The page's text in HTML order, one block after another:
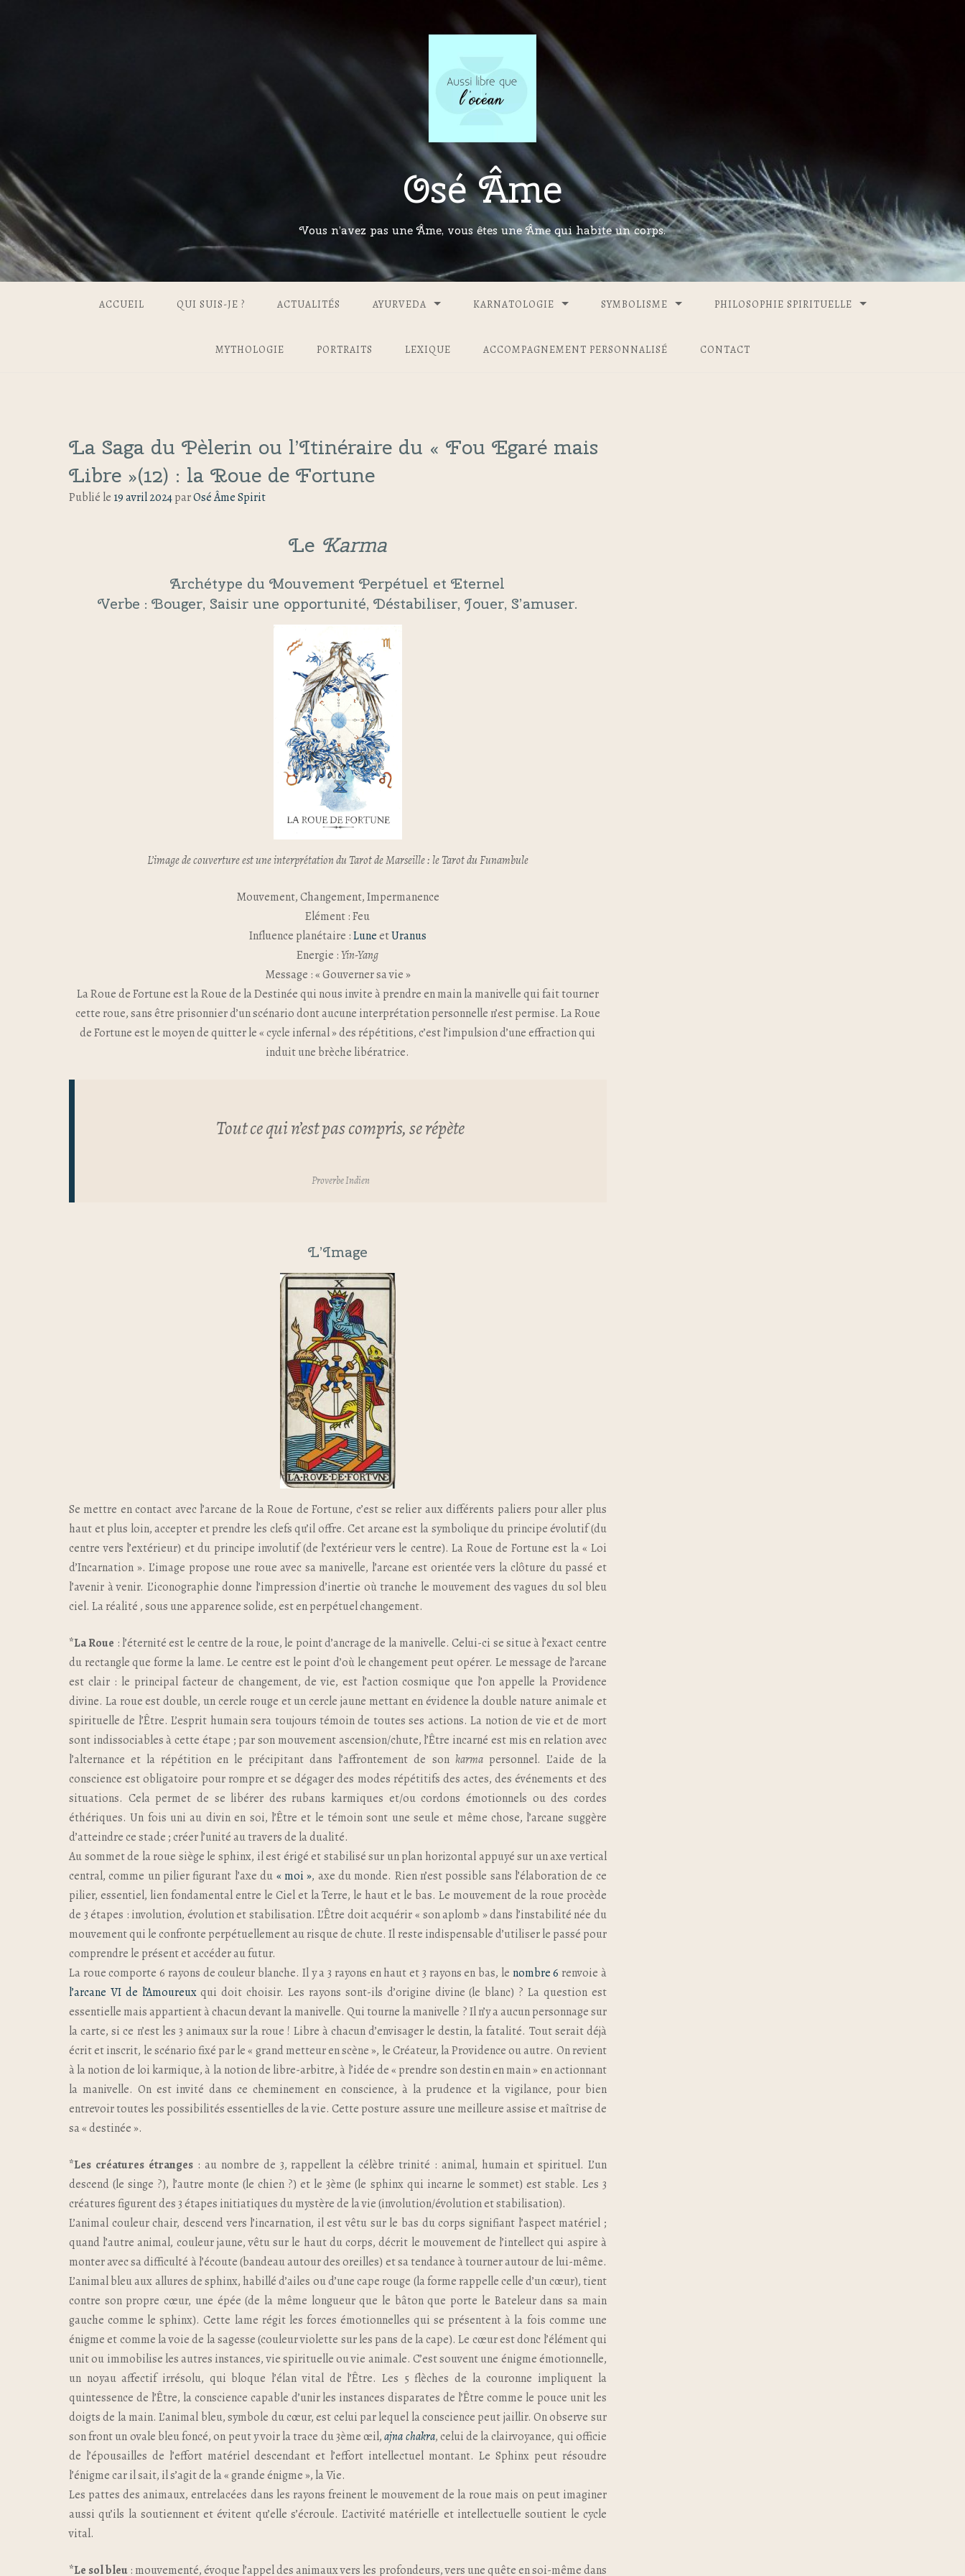
Osé Âme
Vous n’avez pas une Âme, vous êtes une Âme qui habite un corps.
ACCUEIL QUI SUIS-JE ? ACTUALITÉS AYURVEDA KARNATOLOGIE SYMBOLISME PHILOSOPHIE SPIRITUELLE
MYTHOLOGIE PORTRAITS LEXIQUE ACCOMPAGNEMENT PERSONNALISÉ CONTACT
La Saga du Pèlerin ou l’Itinéraire du « Fou Egaré mais
Libre »(12) : la Roue de Fortune
Publié le 19 avril 2024parOsé Âme Spirit
Le Karma
Archétype du Mouvement Perpétuel et Eternel
Verbe : Bouger, Saisir une opportunité, Déstabiliser, Jouer, S’amuser.
L’image de couverture est une interprétation du Tarot de Marseille : le Tarot du Funambule
Mouvement, Changement, Impermanence
Elément : Feu
Influence planétaire :LuneetUranus
Energie :Yin-Yang
Message : « Gouverner sa vie »
La Roue de Fortune est la Roue de la Destinée qui nous invite à prendre en main la manivelle qui fait tourner
cette roue, sans être prisonnier d’un scénario dont aucune interprétation personnelle n’est permise. La Roue
de Fortune est le moyen de quitter le « cycle infernal » des répétitions, c’est l’impulsion d’une effraction qui
induit une brèche libératrice.
Tout ce qui n’est pas compris, se répète
Proverbe Indien
L’Image
Se mettre en contact avec l’arcane de la Roue de Fortune, c’est se relier aux différents paliers pour aller plus
haut et plus loin, accepter et prendre les clefs qu’il offre. Cet arcane est la symbolique du principe évolutif (du
centre vers l’extérieur) et du principe involutif (de l’extérieur vers le centre). La Roue de Fortune est la « Loi
d’Incarnation ». L’image propose une roue avec sa manivelle, l’arcane est orientée vers la clôture du passé et
l’avenir à venir. L’iconographie donne l’impression d’inertie où tranche le mouvement des vagues du sol bleu
ciel. La réalité , sous une apparence solide, est en perpétuel changement.
*La Roue : l’éternité est le centre de la roue, le point d’ancrage de la manivelle. Celui-ci se situe à l’exact centre
du rectangle que forme la lame. Le centre est le point d’où le changement peut opérer. Le message de l’arcane
est clair : le principal facteur de changement, de vie, est l’action cosmique que l’on appelle la Providence
divine. La roue est double, un cercle rouge et un cercle jaune mettant en évidence la double nature animale et
spirituelle de l’Être. L’esprit humain sera toujours témoin de toutes ses actions. La notion de vie et de mort
sont indissociables à cette étape ; par son mouvement ascension/chute, l’Être incarné est mis en relation avec
l’alternance et la répétition en le précipitant dans l’affrontement de son karma personnel. L’aide de la
conscience est obligatoire pour rompre et se dégager des modes répétitifs des actes, des événements et des
situations. Cela permet de se libérer des rubans karmiques et/ou cordons émotionnels ou des cordes
éthériques. Un fois uni au divin en soi, l’Être et le témoin sont une seule et même chose, l’arcane suggère
d’atteindre ce stade ; créer l’unité au travers de la dualité.
Au sommet de la roue siège le sphinx, il est érigé et stabilisé sur un plan horizontal appuyé sur un axe vertical
central, comme un pilier figurant l’axe du « moi », axe du monde. Rien n’est possible sans l’élaboration de ce
pilier, essentiel, lien fondamental entre le Ciel et la Terre, le haut et le bas. Le mouvement de la roue procède
de 3 étapes : involution, évolution et stabilisation. L’Être doit acquérir « son aplomb » dans l’instabilité née du
mouvement qui le confronte perpétuellement au risque de chute. Il reste indispensable d’utiliser le passé pour
comprendre le présent et accéder au futur.
La roue comporte 6 rayons de couleur blanche. Il y a 3 rayons en haut et 3 rayons en bas, le nombre 6 renvoie à
l’arcane VI de l’Amoureuxqui doit choisir. Les rayons sont-ils d’origine divine (le blanc) ? La question est
essentielle mais appartient à chacun devant la manivelle. Qui tourne la manivelle ? Il n’y a aucun personnage sur
la carte, si ce n’est les 3 animaux sur la roue ! Libre à chacun d’envisager le destin, la fatalité. Tout serait déjà
écrit et inscrit, le scénario fixé par le « grand metteur en scène », le Créateur, la Providence ou autre. On revient
à la notion de loi karmique, à la notion de libre-arbitre, à l’idée de « prendre son destin en main » en actionnant
la manivelle. On est invité dans ce cheminement en conscience, à la prudence et la vigilance, pour bien
entrevoir toutes les possibilités essentielles de la vie. Cette posture assure une meilleure assise et maîtrise de
sa « destinée ».
*Les créatures étranges: au nombre de 3, rappellent la célèbre trinité : animal, humain et spirituel. L’un
descend (le singe ?), l’autre monte (le chien ?) et le 3ème (le sphinx qui incarne le sommet) est stable. Les 3
créatures figurent des 3 étapes initiatiques du mystère de la vie (involution/évolution et stabilisation).
L’animal couleur chair, descend vers l’incarnation, il est vêtu sur le bas du corps signifiant l’aspect matériel ;
quand l’autre animal, couleur jaune, vêtu sur le haut du corps, décrit le mouvement de l’intellect qui aspire à
monter avec sa difficulté à l’écoute (bandeau autour des oreilles) et sa tendance à tourner autour de lui-même.
L’animal bleu aux allures de sphinx, habillé d’ailes ou d’une cape rouge (la forme rappelle celle d’un cœur), tient
contre son propre cœur, une épée (de la même longueur que le bâton que porte le Bateleur dans sa main
gauche comme le sphinx). Cette lame régit les forces émotionnelles qui se présentent à la fois comme une
énigme et comme la voie de la sagesse (couleur violette sur les pans de la cape). Le cœur est donc l’élément qui
unit ou immobilise les autres instances, vie spirituelle ou vie animale. C’est souvent une énigme émotionnelle,
un noyau affectif irrésolu, qui bloque l’élan vital de l’Être. Les 5 flèches de la couronne impliquent la
quintessence de l’Être, la conscience capable d’unir les instances disparates de l’Être comme le pouce unit les
doigts de la main. L’animal bleu, symbole du cœur, est celui par lequel la conscience peut jaillir. On observe sur
son front un ovale bleu foncé, on peut y voir la trace du 3ème œil,ajna chakra, celui de la clairvoyance, qui officie
de l’épousailles de l’effort matériel descendant et l’effort intellectuel montant. Le Sphinx peut résoudre
l’énigme car il sait, il s’agit de la « grande énigme », la Vie.
Les pattes des animaux, entrelacées dans les rayons freinent le mouvement de la roue mais on peut imaginer
aussi qu’ils la soutiennent et évitent qu’elle s’écroule. L’activité matérielle et intellectuelle soutient le cycle
vital.
*Le sol bleu : mouvementé, évoque l’appel des animaux vers les profondeurs, vers une quête en soi-même dans